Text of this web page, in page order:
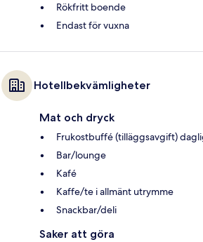
Rökfritt boende
Endast för vuxna
Hotellbekvämligheter
Mat och dryck
Frukostbuffé (tilläggsavgift)
Bar/lounge
Kafé
Kaffe/te i allmänt utrymme
Snackbar/deli
Saker att göra